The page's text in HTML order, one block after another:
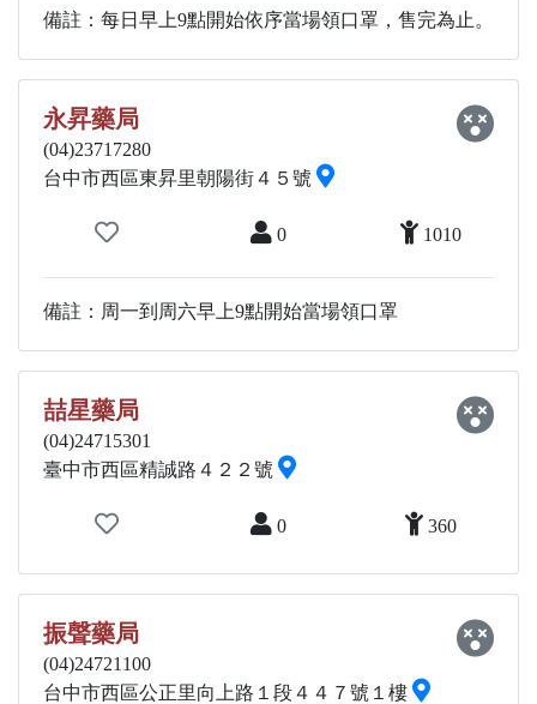
備註：每日早上9點開始依序當場領口罩，售完為止。
永昇藥局
(04)23717280
台中市西區東昇里朝陽街４５號
0 1010
備註：周一到周六早上9點開始當場領口罩
喆星藥局
(04)24715301
臺中市西區精誠路４２２號
0 360
振聲藥局
(04)24721100
台中市西區公正里向上路１段４４７號１樓